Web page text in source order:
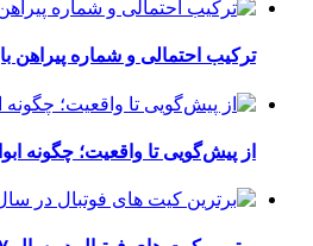
ترکیب احتمالی و شماره پیراهن
از پیش‌گویی تا واقعیت؛ چگونه